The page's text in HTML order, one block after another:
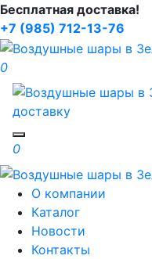
Бесплатная доставка!
+7 (985) 712-13-76
0
Toggle navigation
0
О компании
Каталог
Новости
Контакты